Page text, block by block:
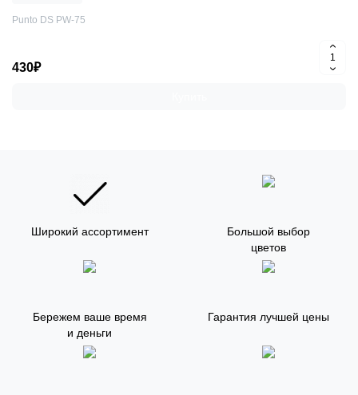
Punto DS PW-75
430₽
Широкий ассортимент
Большой выбор
цветов
Бережем ваше время
и деньги
Гарантия лучшей цены